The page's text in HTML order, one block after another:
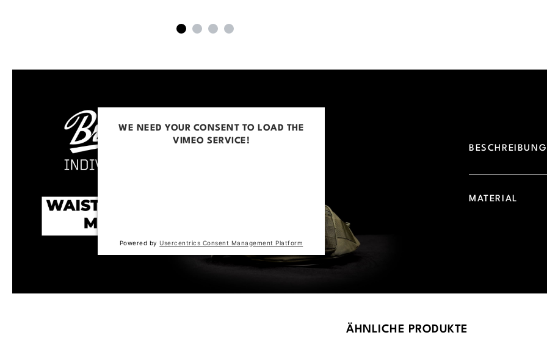
WE NEED YOUR CONSENT TO LOAD THE
VIMEO SERVICE!
Powered byUsercentrics Consent Management Platform
BESCHREIBUNG
MATERIAL
ÄHNLICHE PRODUKTE